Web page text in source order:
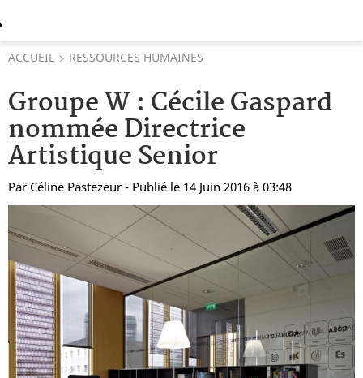
ACCUEIL RESSOURCES HUMAINES
Groupe W : Cécile Gaspard
nommée Directrice
Artistique Senior
Par Céline Pastezeur - Publié le 14 Juin 2016 à 03:48